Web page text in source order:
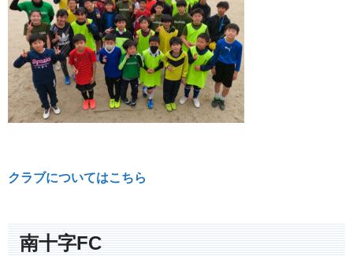
クラブについてはこちら
南十字FC